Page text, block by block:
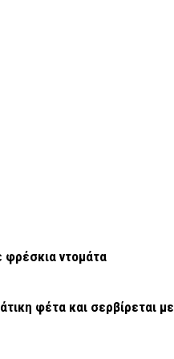
φρέσκια ντομάτα
φέτα και σερβίρεται με